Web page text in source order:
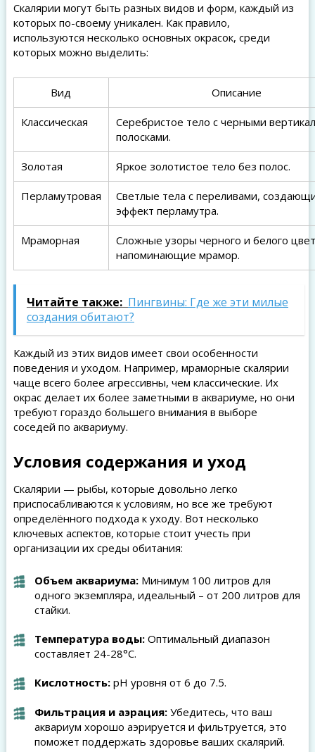
Скалярии могут быть разных видов и форм, каждый из
которых по-своему уникален. Как правило,
используются несколько основных окрасок, среди
которых можно выделить:
Вид Описание
Классическая
Серебристое тело с черными
полосками.
Золотая Яркое золотистое тело без полос.
Перламутровая
Светлые тела с переливами,
эффект перламутра.
Мраморная
Сложные узоры черного и белого
напоминающие мрамор.
Читайте также: Пингвины: Где же эти милые
создания обитают?
Каждый из этих видов имеет свои особенности
поведения и уходом. Например, мраморные скалярии
чаще всего более агрессивны, чем классические. Их
окрас делает их более заметными в аквариуме, но они
требуют гораздо большего внимания в выборе
соседей по аквариуму.
Условия содержания и уход
Скалярии — рыбы, которые довольно легко
приспосабливаются к условиям, но все же требуют
определённого подхода к уходу. Вот несколько
ключевых аспектов, которые стоит учесть при
организации их среды обитания:
Объем аквариума:Минимум 100 литров для
одного экземпляра, идеальный – от 200 литров для
стайки.
Температура воды:Оптимальный диапазон
составляет 24-28°C.
Кислотность:pH уровня от 6 до 7.5.
Фильтрация и аэрация:Убедитесь, что ваш
аквариум хорошо аэрируется и фильтруется, это
поможет поддержать здоровье ваших скалярий.